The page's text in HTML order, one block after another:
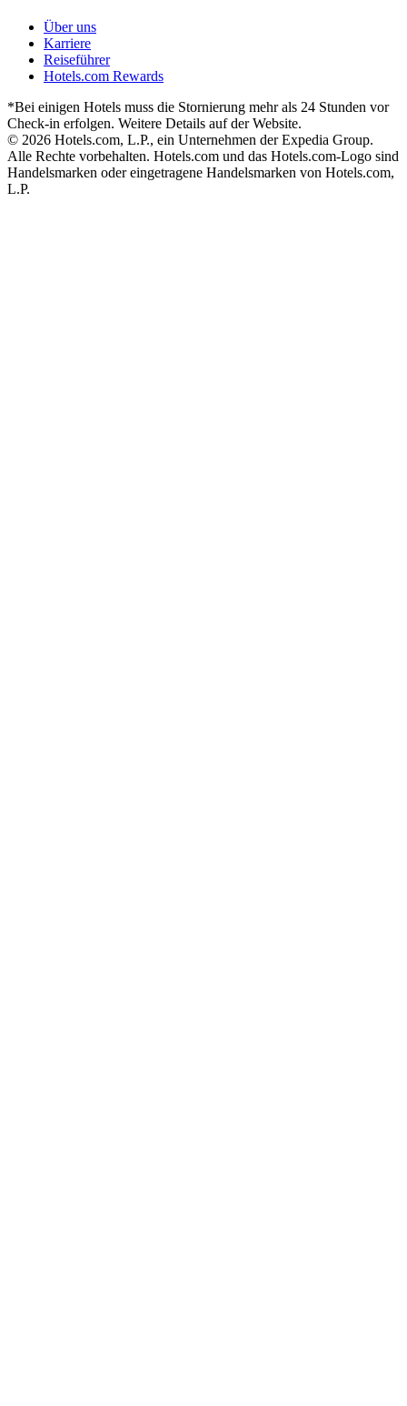
Über uns
Karriere
Reiseführer
Hotels.com Rewards
*Bei einigen Hotels muss die Stornierung mehr als 24 Stunden vor
Check-in erfolgen. Weitere Details auf der Website.
© 2026 Hotels.com, L.P., ein Unternehmen der Expedia Group.
Alle Rechte vorbehalten. Hotels.com und das Hotels.com-Logo sind
Handelsmarken oder eingetragene Handelsmarken von Hotels.com,
L.P.